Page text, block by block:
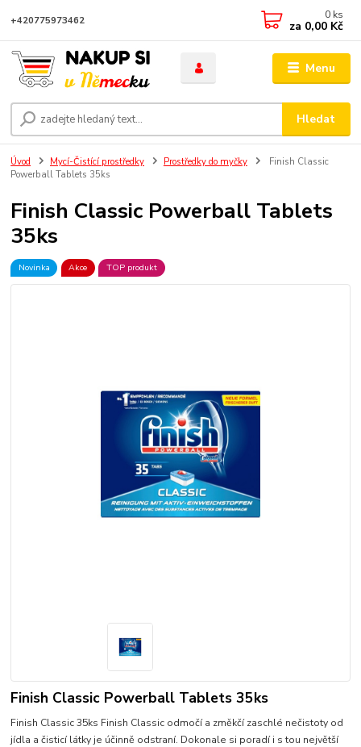
Menu
Hledat
+420775973462 0 ks
za 0,00 Kč
Úvod Mycí-Čistící prostředky Prostředky do myčky
Finish Classic
Powerball Tablets 35ks
Finish Classic Powerball Tablets
35ks
Novinka Akce TOP produkt
Finish Classic Powerball Tablets 35ks
Finish Classic 35ks Finish Classic odmočí a změkčí zaschlé nečistoty od
jídla a čisticí látky je účinně odstraní. Dokonale si poradí i s tou největší